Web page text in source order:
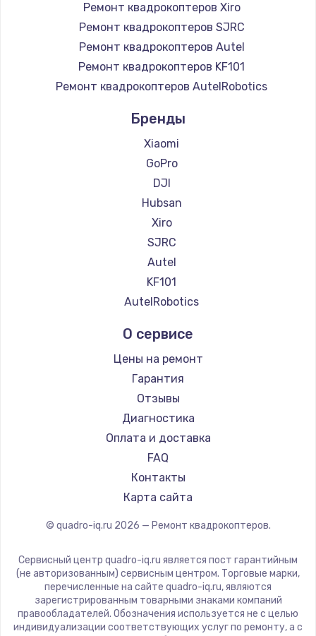
Ремонт квадрокоптеров Xiro
Ремонт квадрокоптеров SJRC
Ремонт квадрокоптеров Autel
Ремонт квадрокоптеров KF101
Ремонт квадрокоптеров AutelRobotics
Бренды
Xiaomi
GoPro
DJI
Hubsan
Xiro
SJRC
Autel
KF101
AutelRobotics
О сервисе
Цены на ремонт
Гарантия
Отзывы
Диагностика
Оплата и доставка
FAQ
Контакты
Карта сайта
© quadro-iq.ru 2026 — Ремонт квадрокоптеров.
Сервисный центр quadro-iq.ru является пост гарантийным
(не авторизованным) сервисным центром. Торговые марки,
перечисленные на сайте quadro-iq.ru, являются
зарегистрированным товарными знаками компаний
правообладателей. Обозначения используется не с целью
индивидуализации соответствующих услуг по ремонту, а с